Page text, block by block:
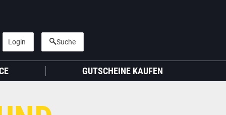
Login Suche
GUTSCHEINE KAUFEN